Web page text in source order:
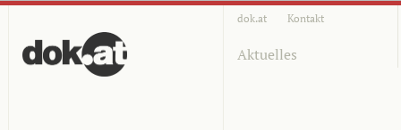
dok.at Kontakt
Aktuelles